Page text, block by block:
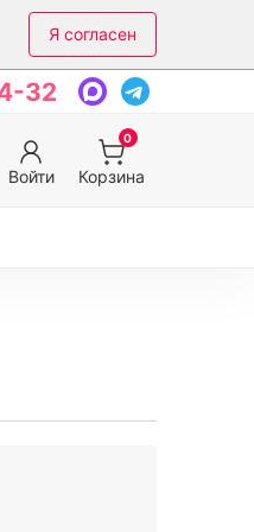
Я согласен
32
Войти
0
Корзина